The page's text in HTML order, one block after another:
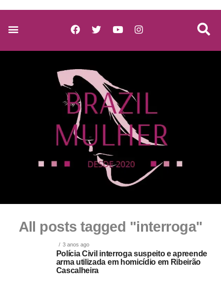
All posts tagged "interroga"
3 anos ago
Polícia Civil interroga suspeito e apreende
arma utilizada em homicídio em Ribeirão
Cascalheira